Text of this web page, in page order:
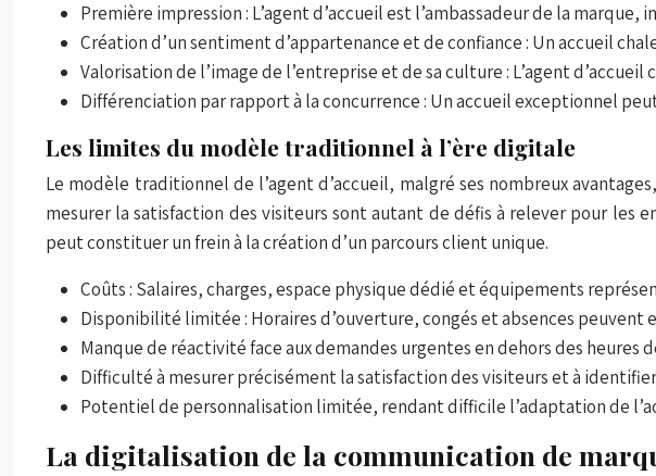
Première impression : L’agent d’accueil est l’ambassadeur de la marque,
Création d’un sentiment d’appartenance et de confiance : Un accueil
Valorisation de l’image de l’entreprise et de sa culture : L’agent
Différenciation par rapport à la concurrence : Un accueil exceptionnel
Les limites du modèle traditionnel à l’ère digitale
Le modèle traditionnel de l’agent d’accueil, malgré ses nombreux
mesurer la satisfaction des visiteurs sont autant de défis à relever pour les
peut constituer un frein à la création d’un parcours client unique.
Coûts : Salaires, charges, espace physique dédié et équipements
Disponibilité limitée : Horaires d’ouverture, congés et absences peuvent
Manque de réactivité face aux demandes urgentes en dehors des heures
Difficulté à mesurer précisément la satisfaction des visiteurs et à
Potentiel de personnalisation limitée, rendant difficile l’adaptation de
La digitalisation de la communication de